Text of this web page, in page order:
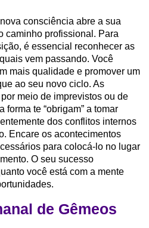
consciência abre a sua
caminho profissional. Para
é essencial reconhecer as
vem passando. Você
mais qualidade e promover um
ao seu novo ciclo. As
meio de imprevistos ou de
te “obrigam” a tomar
dos conflitos internos
Encare os acontecimentos
para colocá-lo no lugar
O seu sucesso
você está com a mente
de Gêmeos